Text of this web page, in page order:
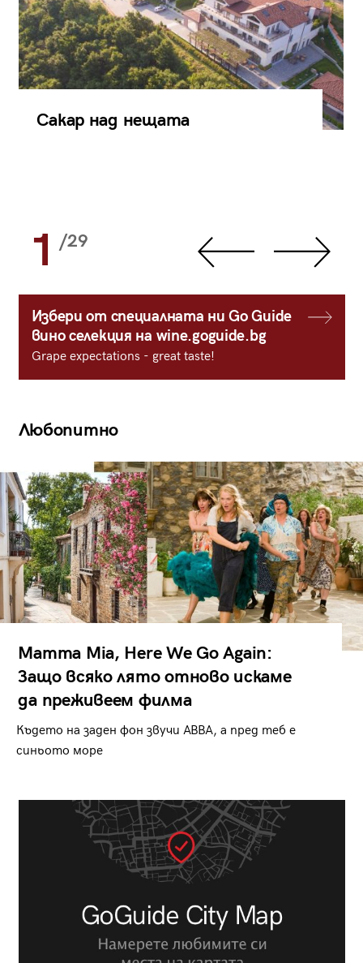
Сакар над нещата
1 /29
Избери от специалната ни Go Guide
вино селекция на wine.goguide.bg
Grape expectations - great taste!
Любопитно
Mamma Mia, Here We Go Again:
Защо всяко лято отново искаме
да преживеем филма
Където на заден фон звучи ABBA, а пред теб е
синьото море